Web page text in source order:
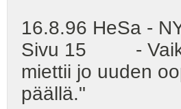
16.8.96 HeSa -
Sivu 15 - Vaikka
miettii jo uuden
päällä."